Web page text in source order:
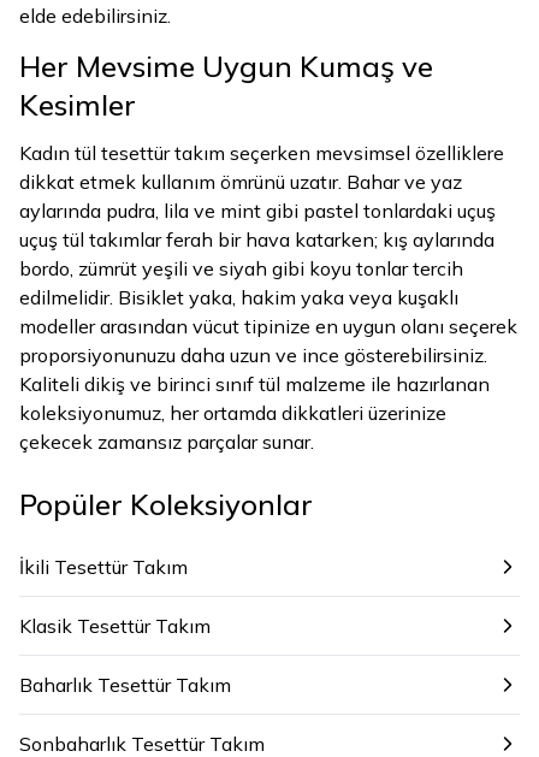
elde edebilirsiniz.
Her Mevsime Uygun Kumaş ve
Kesimler
Kadın tül tesettür takım seçerken mevsimsel özelliklere
dikkat etmek kullanım ömrünü uzatır. Bahar ve yaz
aylarında pudra, lila ve mint gibi pastel tonlardaki uçuş
uçuş tül takımlar ferah bir hava katarken; kış aylarında
bordo, zümrüt yeşili ve siyah gibi koyu tonlar tercih
edilmelidir. Bisiklet yaka, hakim yaka veya kuşaklı
modeller arasından vücut tipinize en uygun olanı seçerek
proporsiyonunuzu daha uzun ve ince gösterebilirsiniz.
Kaliteli dikiş ve birinci sınıf tül malzeme ile hazırlanan
koleksiyonumuz, her ortamda dikkatleri üzerinize
çekecek zamansız parçalar sunar.
Popüler Koleksiyonlar
İkili Tesettür Takım
Klasik Tesettür Takım
Baharlık Tesettür Takım
Sonbaharlık Tesettür Takım